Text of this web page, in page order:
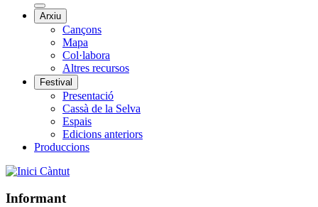
Arxiu
Cançons
Mapa
Col·labora
Altres recursos
Festival
Presentació
Cassà de la Selva
Espais
Edicions anteriors
Produccions
Càntut
Informant